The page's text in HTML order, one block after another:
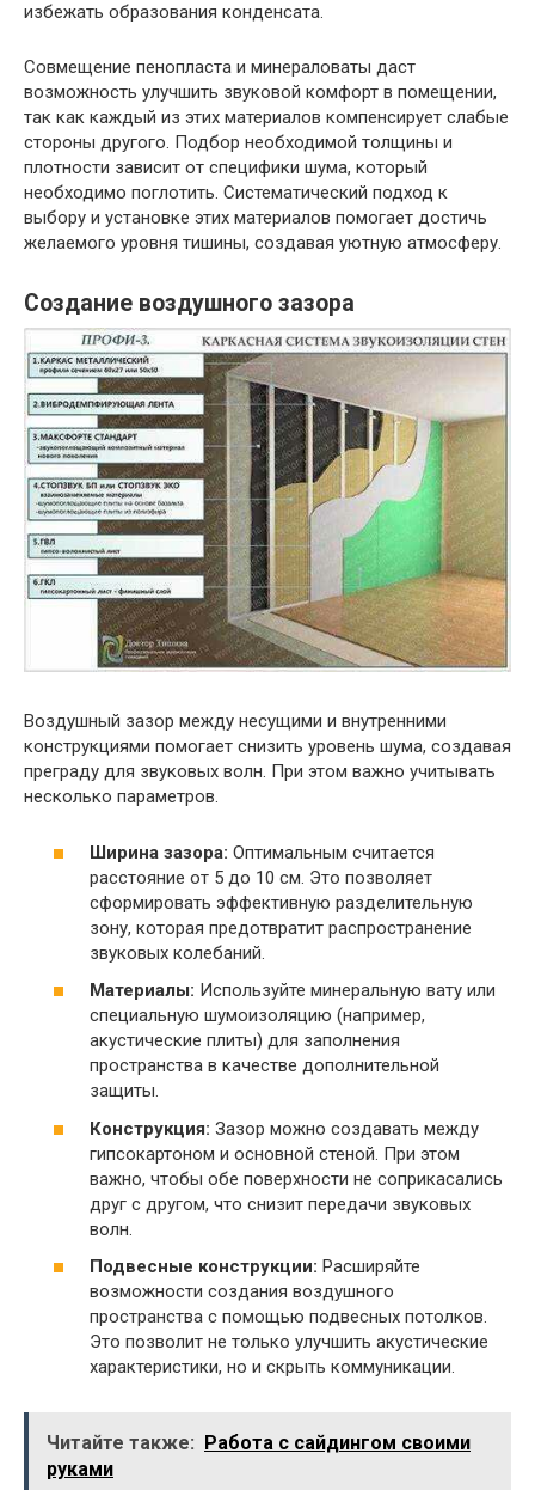
избежать образования конденсата.
Совмещение пенопласта и минераловаты даст
возможность улучшить звуковой комфорт в помещении,
так как каждый из этих материалов компенсирует слабые
стороны другого. Подбор необходимой толщины и
плотности зависит от специфики шума, который
необходимо поглотить. Систематический подход к
выбору и установке этих материалов помогает достичь
желаемого уровня тишины, создавая уютную атмосферу.
Создание воздушного зазора
Воздушный зазор между несущими и внутренними
конструкциями помогает снизить уровень шума, создавая
преграду для звуковых волн. При этом важно учитывать
несколько параметров.
Ширина зазора: Оптимальным считается
расстояние от 5 до 10 см. Это позволяет
сформировать эффективную разделительную
зону, которая предотвратит распространение
звуковых колебаний.
Материалы: Используйте минеральную вату или
специальную шумоизоляцию (например,
акустические плиты) для заполнения
пространства в качестве дополнительной
защиты.
Конструкция: Зазор можно создавать между
гипсокартоном и основной стеной. При этом
важно, чтобы обе поверхности не соприкасались
друг с другом, что снизит передачи звуковых
волн.
Подвесные конструкции: Расширяйте
возможности создания воздушного
пространства с помощью подвесных потолков.
Это позволит не только улучшить акустические
характеристики, но и скрыть коммуникации.
Читайте также:
Работа с сайдингом своими
руками